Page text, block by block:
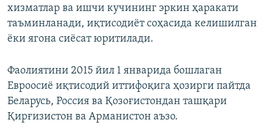
хизматлар ва ишчи кучининг эркин ҳаракати
таъминланади, иқтисодиёт соҳасида келишилган
ёки ягона сиёсат юритилади.
Фаолиятини 2015 йил 1 январида бошлаган
Евроосиё иқтисодий иттифоқига ҳозирги пайтда
Беларусь, Россия ва Қозоғистондан ташқари
Қирғизистон ва Арманистон аъзо.